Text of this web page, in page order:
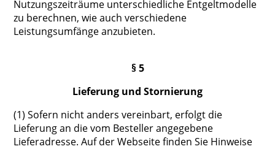
Nutzungszeiträume unterschiedliche Entgeltmodelle
zu berechnen, wie auch verschiedene
Leistungsumfänge anzubieten.
§ 5
Lieferung und Stornierung
(1) Sofern nicht anders vereinbart, erfolgt die
Lieferung an die vom Besteller angegebene
Lieferadresse. Auf der Webseite finden Sie Hinweise